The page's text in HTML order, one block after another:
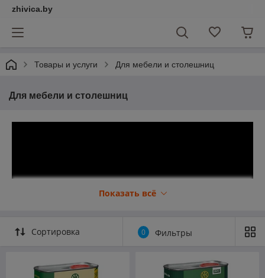
zhivica.by
Товары и услуги Для мебели и столешниц
Для мебели и столешниц
Показать всё
Сортировка 0 Фильтры